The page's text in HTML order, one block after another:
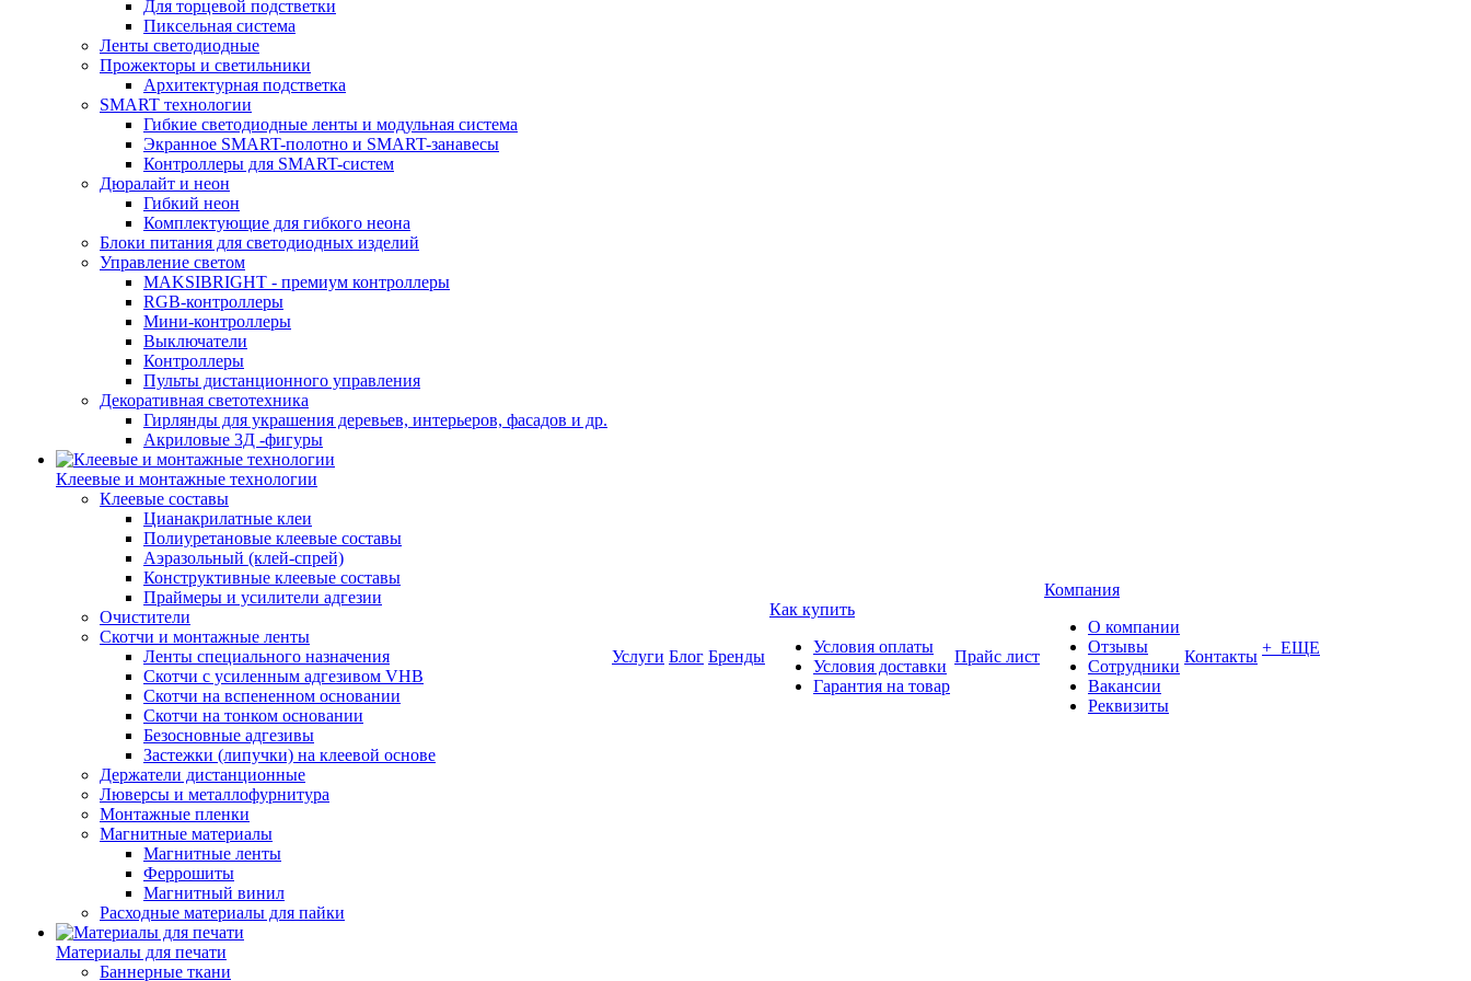
Для торцевой подстветки
Пиксельная система
Ленты светодиодные
Прожекторы и светильники
Архитектурная подстветка
SMART технологии
Гибкие светодиодные ленты и модульная система
Экранное SMART-полотно и SMART-занавесы
Контроллеры для SMART-систем
Дюралайт и неон
Гибкий неон
Комплектующие для гибкого неона
Блоки питания для светодиодных изделий
Управление светом
MAKSIBRIGHT - премиум контроллеры
RGB-контроллеры
Мини-контроллеры
Выключатели
Контроллеры
Пульты дистанционного управления
Декоративная светотехника
Гирлянды для украшения деревьев, интерьеров, фасадов и др.
Акриловые 3Д -фигуры
Клеевые и монтажные технологии
Клеевые составы
Цианакрилатные клеи
Полиуретановые клеевые составы
Аэразольный (клей-спрей)
Конструктивные клеевые составы
Праймеры и усилители адгезии
Очистители
Скотчи и монтажные ленты
Ленты специального назначения
Скотчи с усиленным адгезивом VHB
Скотчи на вспененном основании
Скотчи на тонком основании
Безосновные адгезивы
Застежки (липучки) на клеевой основе
Держатели дистанционные
Люверсы и металлофурнитура
Монтажные пленки
Магнитные материалы
Магнитные ленты
Феррошиты
Магнитный винил
Расходные материалы для пайки
Материалы для печати
Баннерные ткани
Услуги Блог Бренды
Как купить
Условия оплаты
Условия доставки
Гарантия на товар
Прайс лист
Компания
О компании
Отзывы
Сотрудники
Вакансии
Реквизиты
Контакты + ЕЩЕ